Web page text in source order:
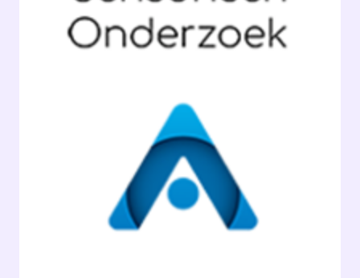
SLUIT JE AAN